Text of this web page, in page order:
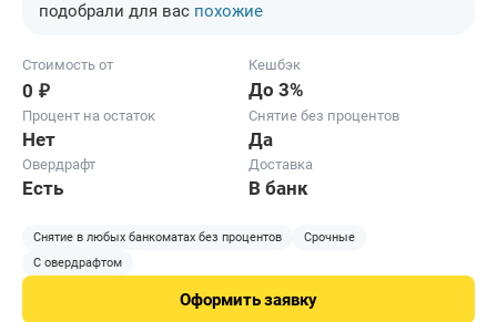
подобрали для вас похожие
Стоимость от
0 ₽
Кешбэк
До 3%
Процент на остаток
Нет
Снятие без процентов
Да
Овердрафт
Есть
Доставка
В банк
Снятие в любых банкоматах без процентов
Срочные
С овердрафтом
Оформитьзаявку